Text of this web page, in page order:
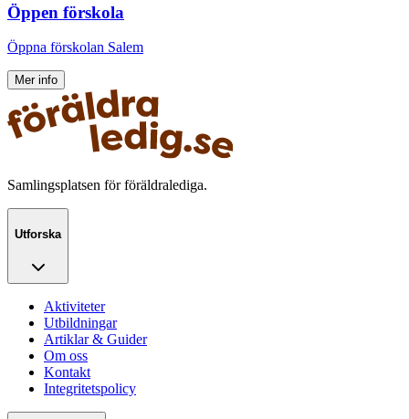
Öppen förskola
Öppna förskolan Salem
Mer info
Samlingsplatsen för föräldralediga.
Utforska
Aktiviteter
Utbildningar
Artiklar & Guider
Om oss
Kontakt
Integritetspolicy